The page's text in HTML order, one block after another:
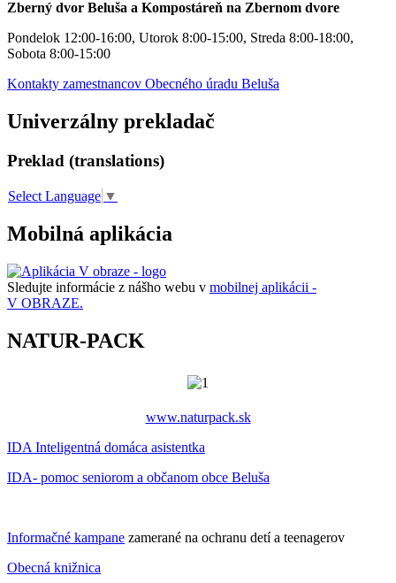
Zberný dvor Beluša a Kompostáreň na Zbernom dvore
Pondelok 12:00-16:00, Utorok 8:00-15:00, Streda 8:00-18:00,
Sobota 8:00-15:00
Kontakty zamestnancov Obecného úradu Beluša
Univerzálny prekladač
Preklad (translations)
Select Language ▼
Mobilná aplikácia
Sledujte informácie z nášho webu v mobilnej aplikácii -
V OBRAZE.
NATUR-PACK
www.naturpack.sk
IDA Inteligentná domáca asistentka
IDA- pomoc seniorom a občanom obce Beluša
Informačné kampane zamerané na ochranu detí a teenagerov
Obecná knižnica